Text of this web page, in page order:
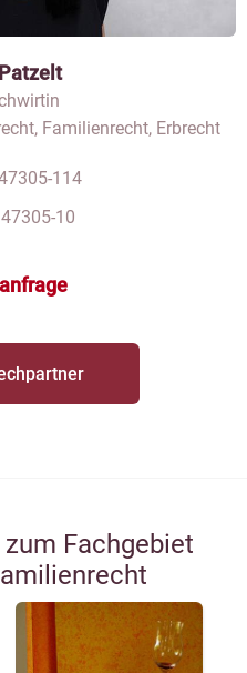
Familienrecht, Erbrecht
114
10
Fachgebiet